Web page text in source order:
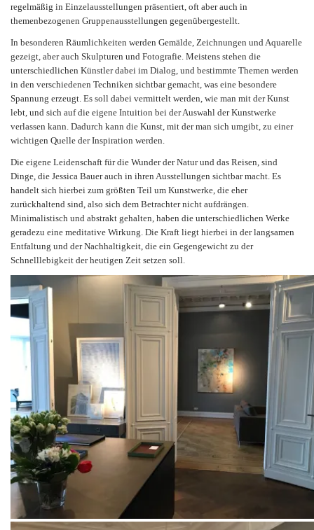
regelmäßig in Einzelausstellungen präsentiert, oft aber auch in
themenbezogenen Gruppenausstellungen gegenübergestellt.
In besonderen Räumlichkeiten werden Gemälde, Zeichnungen und Aquarelle
gezeigt, aber auch Skulpturen und Fotografie. Meistens stehen die
unterschiedlichen Künstler dabei im Dialog, und bestimmte Themen werden
in den verschiedenen Techniken sichtbar gemacht, was eine besondere
Spannung erzeugt. Es soll dabei vermittelt werden, wie man mit der Kunst
lebt, und sich auf die eigene Intuition bei der Auswahl der Kunstwerke
verlassen kann. Dadurch kann die Kunst, mit der man sich umgibt, zu einer
wichtigen Quelle der Inspiration werden.
Die eigene Leidenschaft für die Wunder der Natur und das Reisen, sind
Dinge, die Jessica Bauer auch in ihren Ausstellungen sichtbar macht. Es
handelt sich hierbei zum größten Teil um Kunstwerke, die eher
zurückhaltend sind, also sich dem Betrachter nicht aufdrängen.
Minimalistisch und abstrakt gehalten, haben die unterschiedlichen Werke
geradezu eine meditative Wirkung. Die Kraft liegt hierbei in der langsamen
Entfaltung und der Nachhaltigkeit, die ein Gegengewicht zu der
Schnelllebigkeit der heutigen Zeit setzen soll.